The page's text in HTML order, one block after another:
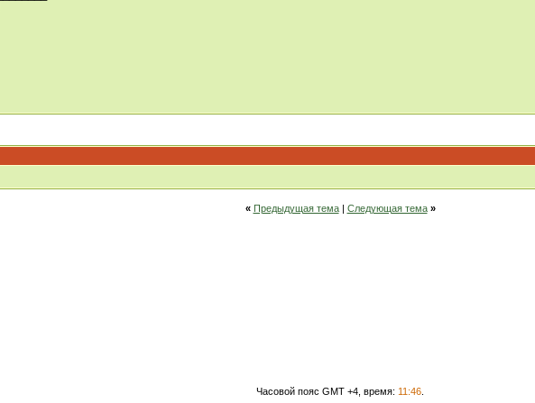
« Предыдущая тема| Следующая тема »
Часовой пояс GMT +4, время: 11:46